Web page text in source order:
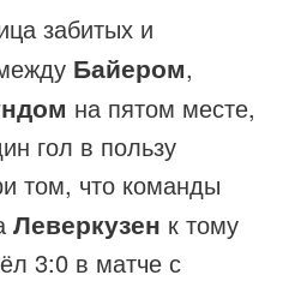
забитых и
Байером,
на пятом месте,
гол в пользу
том, что команды
Леверкузен к тому
3:0 в матче с